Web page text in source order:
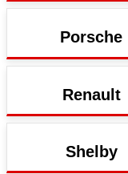
Porsche
Renault
Shelby